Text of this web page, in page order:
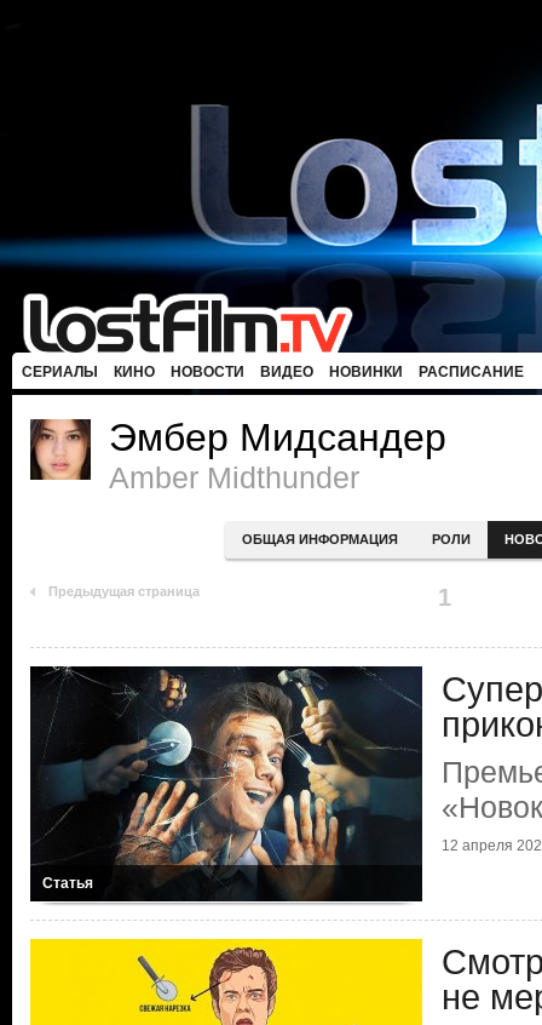
СЕРИАЛЫ КИНО НОВОСТИ ВИДЕО НОВИНКИ РАСПИСАНИЕ
Эмбер Мидсандер
Amber Midthunder
ОБЩАЯ ИНФОРМАЦИЯ РОЛИ
Предыдущая страница 1
Статья
12 апреля
не